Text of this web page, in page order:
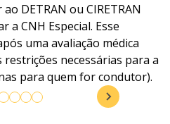
DETRAN ou CIRETRAN
a CNH Especial. Esse
uma avaliação médica
necessárias para a
para quem for condutor).